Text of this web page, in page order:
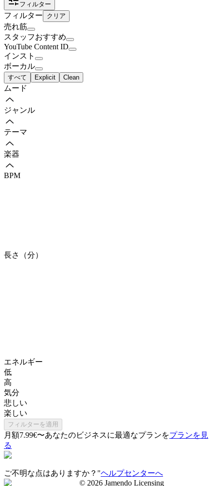
フィルター
フィルター クリア
売れ筋
スタッフおすすめ
YouTube Content ID
インスト
ボーカル
すべて Explicit Clean
ムード
ジャンル
テーマ
楽器
BPM
長さ（分）
エネルギー
低
高
気分
悲しい
楽しい
フィルターを適用
月額7.99€〜あなたのビジネスに最適なプランをプランを見
る
ご不明な点はありますか？"ヘルプセンターへ
© 2026 Jamendo Licensing